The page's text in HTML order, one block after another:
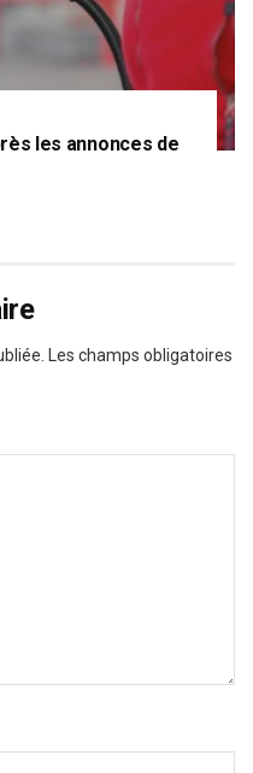
les annonces de
Les champs obligatoires